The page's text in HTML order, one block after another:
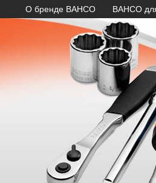
О бренде BAHCO BAHCO